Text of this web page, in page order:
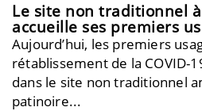
Le site non traditionnel
accueille ses premiers
Aujourd’hui, les premiers
rétablissement de la COVID-
dans le site non traditionnel
patinoire...